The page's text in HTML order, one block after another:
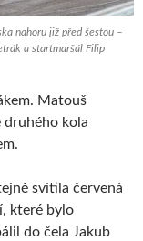
nahoru již před šestou –
a startmaršál Filip
Matouš
druhého kola
svítila červená
které bylo
do čela Jakub